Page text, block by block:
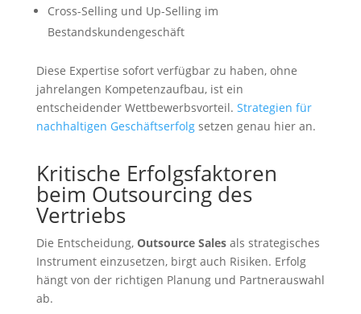
Cross-Selling und Up-Selling im
Bestandskundengeschäft
Diese Expertise sofort verfügbar zu haben, ohne
jahrelangen Kompetenzaufbau, ist ein
entscheidender Wettbewerbsvorteil. Strategien für
nachhaltigen Geschäftserfolgsetzen genau hier an.
Kritische Erfolgsfaktoren
beim Outsourcing des
Vertriebs
Die Entscheidung, Outsource Salesals strategisches
Instrument einzusetzen, birgt auch Risiken. Erfolg
hängt von der richtigen Planung und Partnerauswahl
ab.